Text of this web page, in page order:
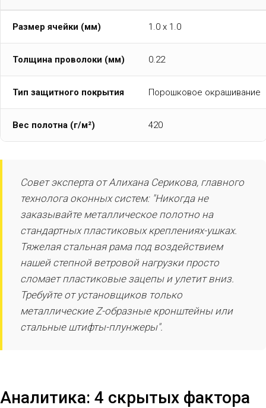
Размер ячейки (мм) 1.0 х 1.0
Толщина проволоки (мм) 0.22
Тип защитного покрытия Порошковое окрашивание
Вес полотна (г/м²) 420
Совет эксперта от Алихана Серикова, главного
технолога оконных систем: "Никогда не
заказывайте металлическое полотно на
стандартных пластиковых креплениях-ушках.
Тяжелая стальная рама под воздействием
нашей степной ветровой нагрузки просто
сломает пластиковые зацепы и улетит вниз.
Требуйте от установщиков только
металлические Z-образные кронштейны или
стальные штифты-плунжеры".
Аналитика: 4 скрытых фактора